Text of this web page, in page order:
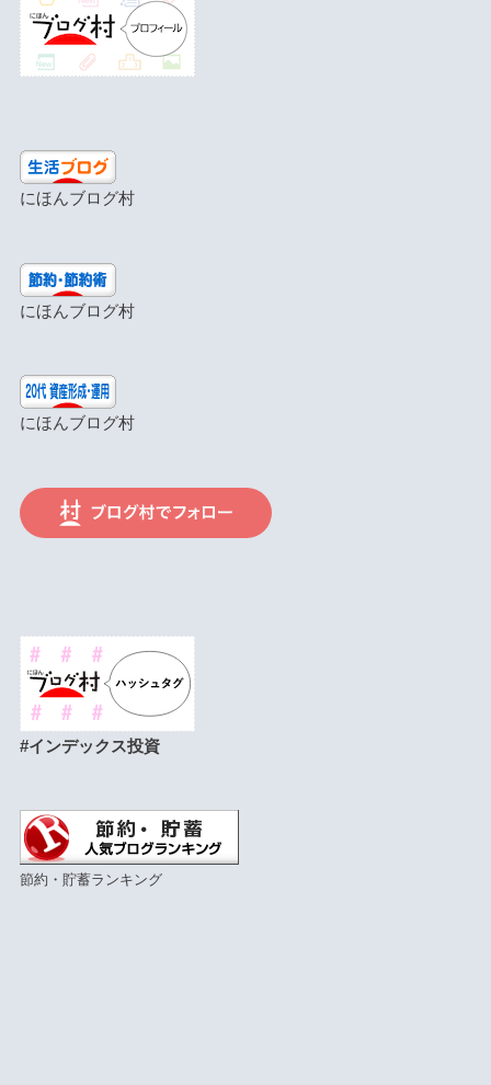
にほんブログ村
にほんブログ村
にほんブログ村
#インデックス投資
節約・貯蓄ランキング